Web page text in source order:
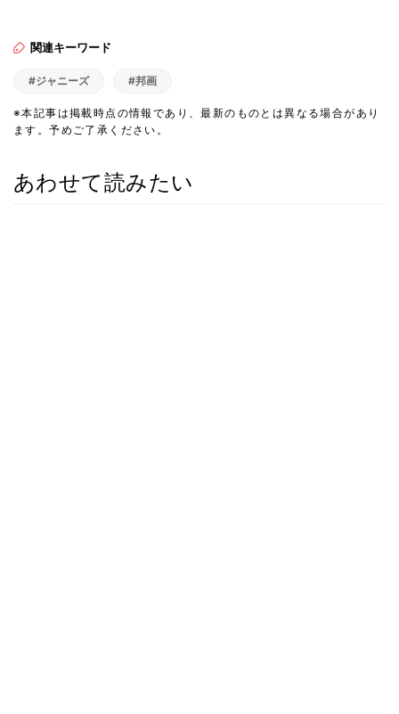
関連キーワード
#ジャニーズ #邦画
※本記事は掲載時点の情報であり、最新のものとは異なる場合があり
ます。予めご了承ください。
あわせて読みたい